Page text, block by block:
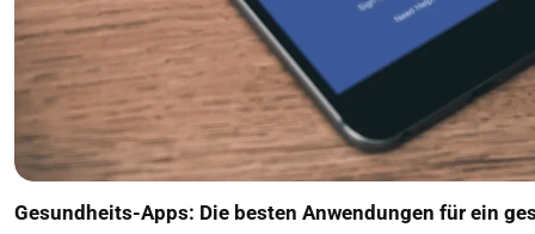
Gesundheits-Apps: Die besten Anwendungen für ein